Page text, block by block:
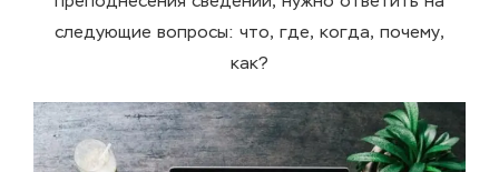
следующие вопросы: что, где, когда, почему,
как?